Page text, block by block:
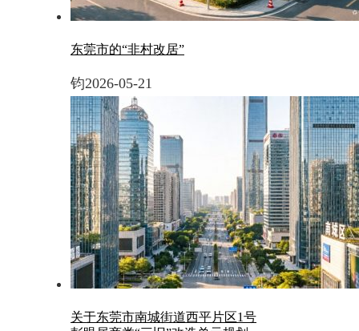
东莞市的“非村改居”
钧2026-05-21
关于东莞市南城街道西平片区1号